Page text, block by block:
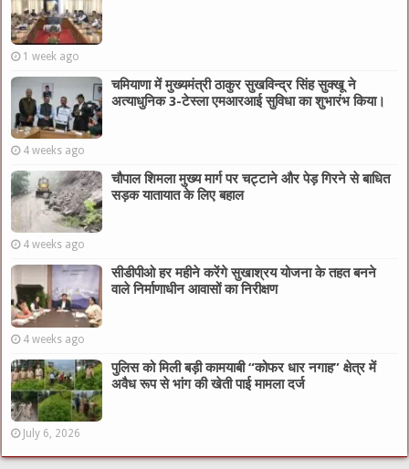
1 week ago
चमियाणा में मुख्यमंत्री ठाकुर सुखविन्द्र सिंह सुक्खू ने
अत्याधुनिक 3-टेस्ला एमआरआई सुविधा का शुभारंभ किया।
4 weeks ago
चौपाल शिमला मुख्य मार्ग पर चट्टाने और पेड़ गिरने से बाधित
सड़क यातायात के लिए बहाल
4 weeks ago
सीडीपीओ हर महीने करेंगे सुखाश्रय योजना के तहत बनने
वाले निर्माणाधीन आवासों का निरीक्षण
4 weeks ago
पुलिस को मिली बड़ी कामयाबी “कोफर धार नगाह” क्षेत्र में
अवैध रूप से भांग की खेती पाई मामला दर्ज
July 6, 2026